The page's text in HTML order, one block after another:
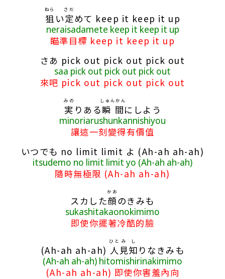
狙
ねら
い定
さだ
めて keep it keep it up
neraisadamete keep it keep it up
瞄準目標 keep it keep it up
さあ pick out pick out pick out
saa pick out pick out pick out
來吧 pick out pick out pick out
実
みの
りある瞬間
しゅんかん
にしよう
minoriarushunkannishiyou
讓這一刻變得有價值
いつでも no limit limit よ (Ah-ah ah-ah)
itsudemo no limit limit yo (Ah-ah ah-ah)
隨時無極限 (Ah-ah ah-ah)
スカした顔
かお
のきみも
sukashitakaonokimimo
即使你擺著冷酷的臉
(Ah-ah ah-ah) 人
ひと
見
み
知
し
りなきみも
(Ah-ah ah-ah) hitomishirinakimimo
(Ah-ah ah-ah) 即使你害羞內向